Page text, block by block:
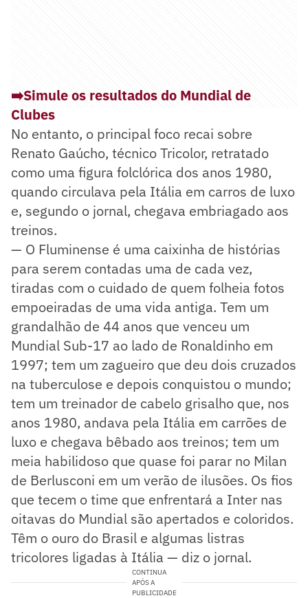
➡️Simule os resultados do Mundial de
Clubes
No entanto, o principal foco recai sobre
Renato Gaúcho, técnico Tricolor, retratado
como uma figura folclórica dos anos 1980,
quando circulava pela Itália em carros de luxo
e, segundo o jornal, chegava embriagado aos
treinos.
— O Fluminense é uma caixinha de histórias
para serem contadas uma de cada vez,
tiradas com o cuidado de quem folheia fotos
empoeiradas de uma vida antiga. Tem um
grandalhão de 44 anos que venceu um
Mundial Sub-17 ao lado de Ronaldinho em
1997; tem um zagueiro que deu dois cruzados
na tuberculose e depois conquistou o mundo;
tem um treinador de cabelo grisalho que, nos
anos 1980, andava pela Itália em carrões de
luxo e chegava bêbado aos treinos; tem um
meia habilidoso que quase foi parar no Milan
de Berlusconi em um verão de ilusões. Os fios
que tecem o time que enfrentará a Inter nas
oitavas do Mundial são apertados e coloridos.
Têm o ouro do Brasil e algumas listras
tricolores ligadas à Itália — diz o jornal.
CONTINUA
APÓS A
PUBLICIDADE